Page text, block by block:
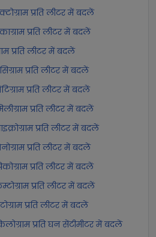
प्रति लीटर में बदलें
प्रति लीटर में बदलें
प्रति लीटर में बदलें
प्रति लीटर में बदलें
प्रति लीटर में बदलें
प्रति लीटर में बदलें
प्रति लीटर में बदलें
प्रति लीटर में बदलें
प्रति लीटर में बदलें
प्रति लीटर में बदलें
प्रति लीटर में बदलें
प्रति घन सेंटीमीटर में बदलें